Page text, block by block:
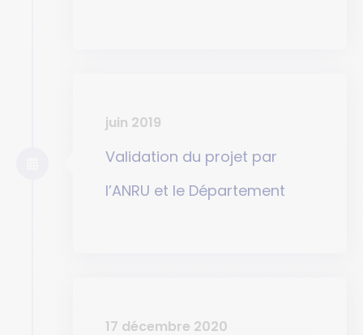
juin 2019
Validation du projet par
l’ANRU et le Département
17 décembre 2020